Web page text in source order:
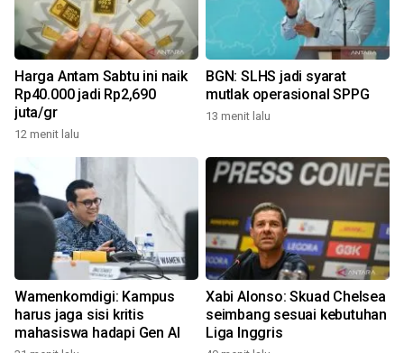
Harga Antam Sabtu ini naik
Rp40.000 jadi Rp2,690
juta/gr
12 menit lalu
BGN: SLHS jadi syarat
mutlak operasional SPPG
13 menit lalu
Wamenkomdigi: Kampus
harus jaga sisi kritis
mahasiswa hadapi Gen AI
Xabi Alonso: Skuad Chelsea
seimbang sesuai kebutuhan
Liga Inggris